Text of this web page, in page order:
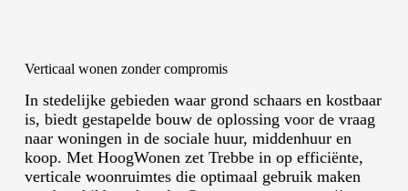
Verticaal wonen zonder compromis
In stedelijke gebieden waar grond schaars en kostbaar
is, biedt gestapelde bouw de oplossing voor de vraag
naar woningen in de sociale huur, middenhuur en
koop. Met HoogWonen zet Trebbe in op efficiënte,
verticale woonruimtes die optimaal gebruik maken